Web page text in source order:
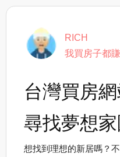
RICH
我買房子都賺
台灣買房
尋找夢想
想找到理想的新居嗎？